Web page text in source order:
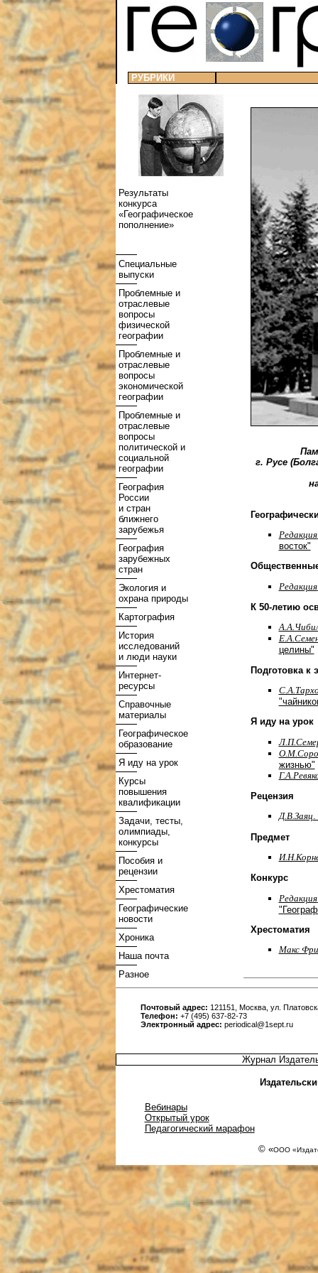
РУБРИКИ
Результаты
конкурса
«Географическое
пополнение»
Специальные
выпуски
Проблемные и
отраслевые
вопросы
физической
географии
Проблемные и
отраслевые
вопросы
экономической
географии
Проблемные и
отраслевые
вопросы
политической и
социальной
географии
География
России
и стран
ближнего
зарубежья
География
зарубежных
стран
Экология и
охрана природы
Картография
История
исследований
и люди науки
Интернет-
ресурсы
Справочные
материалы
Географическое
образование
Я иду на урок
Курсы
повышения
квалификации
Задачи, тесты,
олимпиады,
конкурсы
Пособия и
рецензии
Хрестоматия
Географические
новости
Хроника
Наша почта
Разное
г. Русе
Редакция
восток"
Редакция
К 50-летию
целины"
Подготовка к
Я иду на урок
жизнью"
Рецензия
Д.В.Заяц.
Предмет
Конкурс
Редакция
Хрестоматия
Макс
Почтовый адрес: 121151, Москва, ул.
Телефон: +7 (495) 637-82-73
Электронный адрес: periodical@1sept.ru
Журнал
Вебинары
Открытый урок
Педагогический марафон
© «ООО